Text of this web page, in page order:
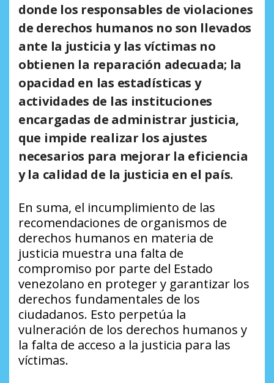
donde los responsables de violaciones
de derechos humanos no son llevados
ante la justicia y las víctimas no
obtienen la reparación adecuada; la
opacidad en las estadísticas y
actividades de las instituciones
encargadas de administrar justicia,
que impide realizar los ajustes
necesarios para mejorar la eficiencia
y la calidad de la justicia en el país.
En suma, el incumplimiento de las
recomendaciones de organismos de
derechos humanos en materia de
justicia muestra una falta de
compromiso por parte del Estado
venezolano en proteger y garantizar los
derechos fundamentales de los
ciudadanos. Esto perpetúa la
vulneración de los derechos humanos y
la falta de acceso a la justicia para las
víctimas.